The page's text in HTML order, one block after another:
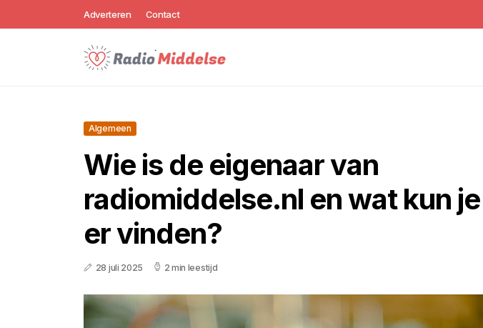
Adverteren Contact
Algemeen
Wie is de eigenaar van
radiomiddelse.nl en wat kun je
er vinden?
28 juli 2025 2 min leestijd